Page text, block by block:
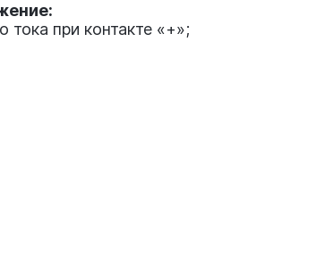
тока при контакте «+»;